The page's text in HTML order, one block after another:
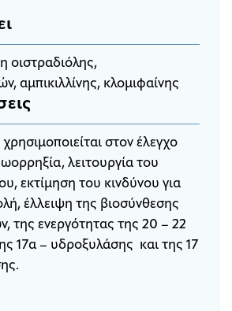
οιστραδιόλης,
αμπικιλλίνης, κλομιφαίνης
στον έλεγχο
λειτουργία του
εκτίμηση του κινδύνου για
έλλειψη της βιοσύνθεσης
της ενεργότητας της 20 – 22
17α – υδροξυλάσης και της 17